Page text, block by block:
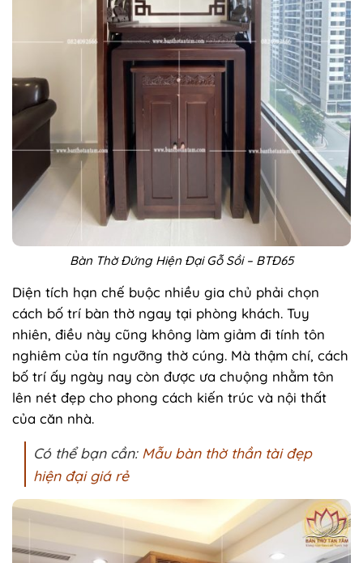
Bàn Thờ Đứng Hiện Đại Gỗ Sồi – BTĐ65
Diện tích hạn chế buộc nhiều gia chủ phải chọn
cách bố trí bàn thờ ngay tại phòng khách. Tuy
nhiên, điều này cũng không làm giảm đi tính tôn
nghiêm của tín ngưỡng thờ cúng. Mà thậm chí, cách
bố trí ấy ngày nay còn được ưa chuộng nhằm tôn
lên nét đẹp cho phong cách kiến trúc và nội thất
của căn nhà.
Có thể bạn cần: Mẫu bàn thờ thần tài đẹp
hiện đại giá rẻ